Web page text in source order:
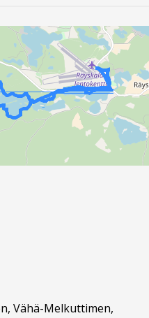
Vähä-Melkuttimen,